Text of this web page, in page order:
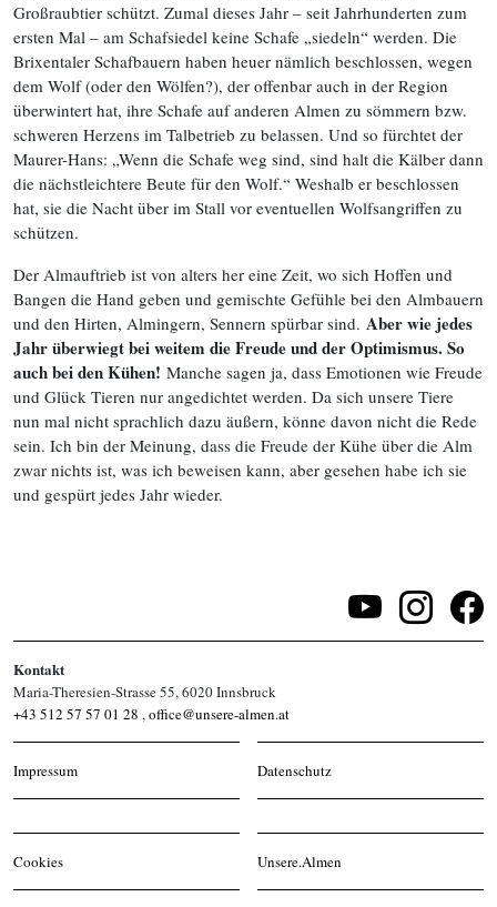
Großraubtier schützt. Zumal dieses Jahr – seit Jahrhunderten zum
ersten Mal – am Schafsiedel keine Schafe „siedeln“ werden. Die
Brixentaler Schafbauern haben heuer nämlich beschlossen, wegen
dem Wolf (oder den Wölfen?), der offenbar auch in der Region
überwintert hat, ihre Schafe auf anderen Almen zu sömmern bzw.
schweren Herzens im Talbetrieb zu belassen. Und so fürchtet der
Maurer-Hans: „Wenn die Schafe weg sind, sind halt die Kälber dann
die nächstleichtere Beute für den Wolf.“ Weshalb er beschlossen
hat, sie die Nacht über im Stall vor eventuellen Wolfsangriffen zu
schützen.
Der Almauftrieb ist von alters her eine Zeit, wo sich Hoffen und
Bangen die Hand geben und gemischte Gefühle bei den Almbauern
und den Hirten, Almingern, Sennern spürbar sind. Aber wie jedes
Jahr überwiegt bei weitem die Freude und der Optimismus. So
auch bei den Kühen! Manche sagen ja, dass Emotionen wie Freude
und Glück Tieren nur angedichtet werden. Da sich unsere Tiere
nun mal nicht sprachlich dazu äußern, könne davon nicht die Rede
sein. Ich bin der Meinung, dass die Freude der Kühe über die Alm
zwar nichts ist, was ich beweisen kann, aber gesehen habe ich sie
und gespürt jedes Jahr wieder.
Kontakt
Maria-Theresien-Strasse 55, 6020 Innsbruck
+43 512 57 57 01 28 ,office@unsere-almen.at
Impressum Datenschutz
Cookies Unsere.Almen